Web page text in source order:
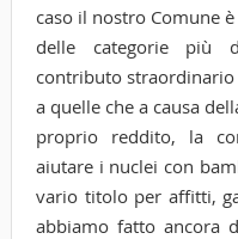
caso il nostro Comune
delle categorie più
contributo
a quelle che a causa
proprio reddito, la
aiutare i nuclei con
vario titolo per affitti,
abbiamo fatto ancora